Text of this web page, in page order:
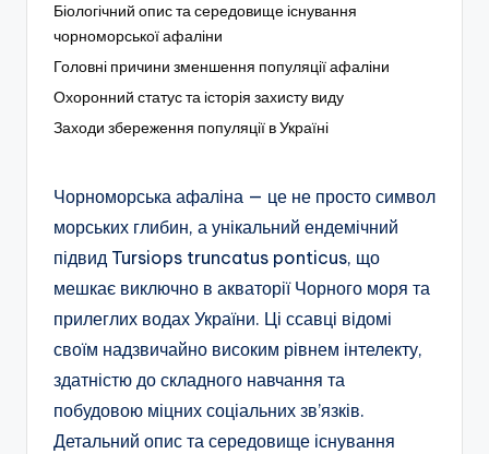
Біологічний опис та середовище існування
чорноморської афаліни
Головні причини зменшення популяції афаліни
Охоронний статус та історія захисту виду
Заходи збереження популяції в Україні
Чорноморська афаліна — це не просто символ
морських глибин, а унікальний ендемічний
підвид Tursiops truncatus ponticus, що
мешкає виключно в акваторії Чорного моря та
прилеглих водах України. Ці ссавці відомі
своїм надзвичайно високим рівнем інтелекту,
здатністю до складного навчання та
побудовою міцних соціальних зв’язків.
Детальний опис та середовище існування